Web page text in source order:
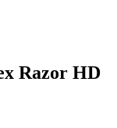
Razor HD